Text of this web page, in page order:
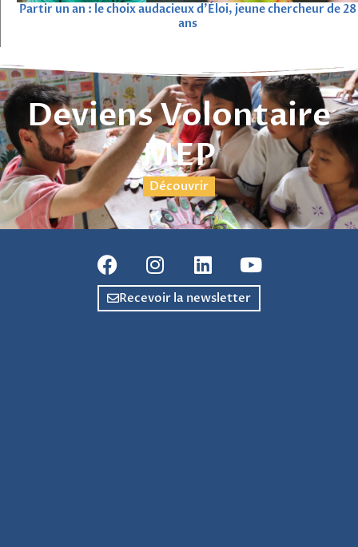
Partir un an : le choix audacieux d’Éloi, jeune chercheur de 28
ans
Deviens Volontaire
MEP
Découvrir
Recevoir la newsletter